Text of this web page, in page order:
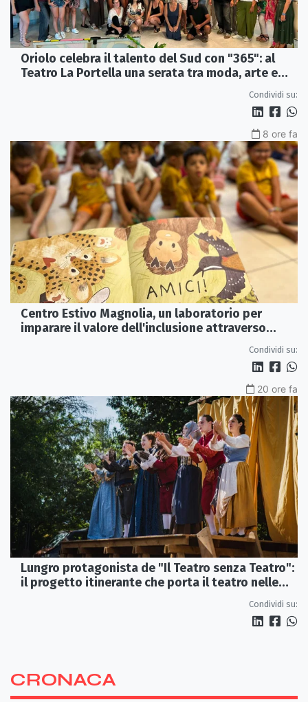
Oriolo celebra il talento del Sud con "365": al
Teatro La Portella una serata tra moda, arte e
Condividi su:
8 ore fa
Centro Estivo Magnolia, un laboratorio per
imparare il valore dell'inclusione attraverso
Condividi su:
20 ore fa
Lungro protagonista de "Il Teatro senza Teatro":
il progetto itinerante che porta il teatro nelle
Condividi su:
CRONACA